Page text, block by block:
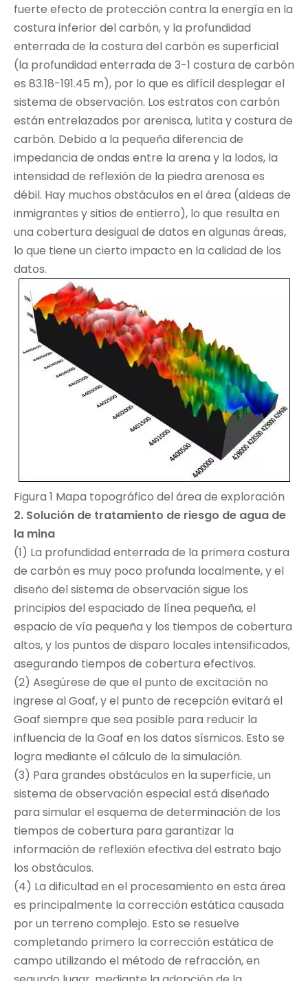
fuerte efecto de protección contra la energía en la
costura inferior del carbón, y la profundidad
enterrada de la costura del carbón es superficial
(la profundidad enterrada de 3-1 costura de carbón
es 83.18-191.45 m), por lo que es difícil desplegar el
sistema de observación. Los estratos con carbón
están entrelazados por arenisca, lutita y costura de
carbón. Debido a la pequeña diferencia de
impedancia de ondas entre la arena y la lodos, la
intensidad de reflexión de la piedra arenosa es
débil. Hay muchos obstáculos en el área (aldeas de
inmigrantes y sitios de entierro), lo que resulta en
una cobertura desigual de datos en algunas áreas,
lo que tiene un cierto impacto en la calidad de los
datos.
Figura 1 Mapa topográfico del área de exploración
2. Solución de tratamiento de riesgo de agua de
la mina
(1) La profundidad enterrada de la primera costura
de carbón es muy poco profunda localmente, y el
diseño del sistema de observación sigue los
principios del espaciado de línea pequeña, el
espacio de vía pequeña y los tiempos de cobertura
altos, y los puntos de disparo locales intensificados,
asegurando tiempos de cobertura efectivos.
(2) Asegúrese de que el punto de excitación no
ingrese al Goaf, y el punto de recepción evitará el
Goaf siempre que sea posible para reducir la
influencia de la Goaf en los datos sísmicos. Esto se
logra mediante el cálculo de la simulación.
(3) Para grandes obstáculos en la superficie, un
sistema de observación especial está diseñado
para simular el esquema de determinación de los
tiempos de cobertura para garantizar la
información de reflexión efectiva del estrato bajo
los obstáculos.
(4) La dificultad en el procesamiento en esta área
es principalmente la corrección estática causada
por un terreno complejo. Esto se resuelve
completando primero la corrección estática de
campo utilizando el método de refracción, en